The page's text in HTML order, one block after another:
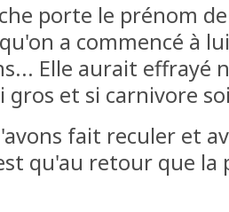
porte le prénom
a commencé à
Elle aurait effrayé
gros et si carnivore
fait reculer et
qu'au retour que la